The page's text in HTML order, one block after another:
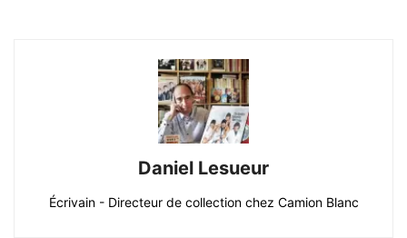
Daniel Lesueur
Écrivain - Directeur de collection chez Camion Blanc